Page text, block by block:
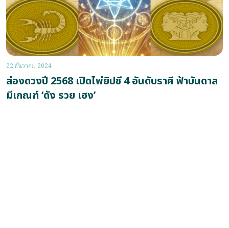
22 ธันวาคม 2024
ส่องดวงปี 2568 เปิดไพ่ยิปซี 4 อันดับราศี ฟ้าบันดาล
มีเกณฑ์ ‘ดัง รวย เฮง’